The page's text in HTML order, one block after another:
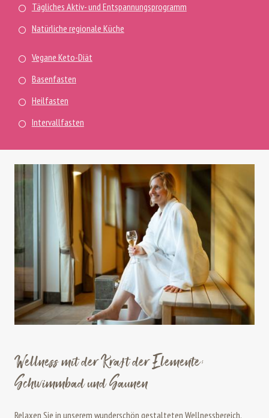
Tägliches Aktiv- und Entspannungsprogramm
Natürliche regionale Küche
Vegane Keto-Diät
Basenfasten
Heilfasten
Intervallfasten
Wellness mit der Kraft der Elemente:
Schwimmbad und Saunen
Relaxen Sie in unserem wunderschön gestalteten Wellnessbereich.